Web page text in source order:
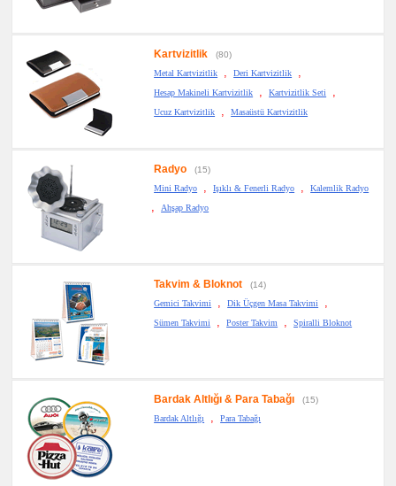
Kartvizitlik
(80)
Metal Kartvizitlik
, Deri Kartvizitlik ,
Hesap Makineli Kartvizitlik , Kartvizitlik Seti ,
Ucuz Kartvizitlik , Masaüstü Kartvizitlik
Radyo
(15)
Mini Radyo
, Işıklı & Fenerli Radyo , Kalemlik Radyo
, Ahşap Radyo
Takvim & Bloknot
(14)
Gemici Takvimi
, Dik Üçgen Masa Takvimi ,
Sümen Takvimi , Poster Takvim , Spiralli Bloknot
Bardak Altlığı & Para Tabağı
(15)
Bardak Altlığı
, Para Tabağı